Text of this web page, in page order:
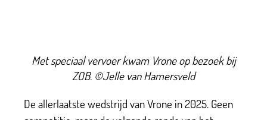
Met speciaal vervoer kwam Vrone op bezoek bij
ZOB. ©Jelle van Hamersveld
De allerlaatste wedstrijd van Vrone in 2025. Geen